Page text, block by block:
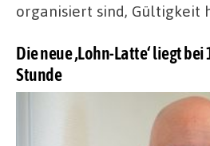
organisiert sind, Gültigkeit
Die neue ‚Lohn-Latte‘ liegt bei
Stunde